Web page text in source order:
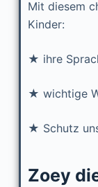
Mit diesem
Kinder:
★ ihre
★ wichtige
★ Schutz
Zoey